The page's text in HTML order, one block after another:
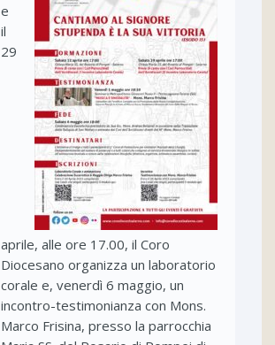
e
il
29
aprile, alle ore 17.00, il Coro
Diocesano organizza un laboratorio
corale e, venerdì 6 maggio, un
incontro-testimonianza con Mons.
Marco Frisina, presso la parrocchia